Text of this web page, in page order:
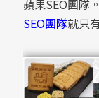
蘋果SEO團隊
SEO團隊就只